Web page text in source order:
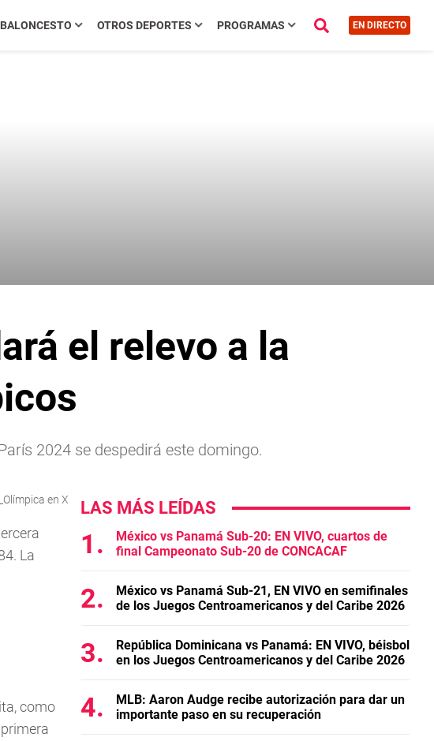
BALONCESTO OTROS DEPORTES PROGRAMAS EN DIRECTO
el relevo a la
2024 se despedirá este domingo.
en X
La
como
LAS MÁS LEÍDAS
México vs Panamá Sub-20: EN VIVO, cuartos de
final Campeonato Sub-20 de CONCACAF
México vs Panamá Sub-21, EN VIVO en semifinales
de los Juegos Centroamericanos y del Caribe 2026
República Dominicana vs Panamá: EN VIVO, béisbol
en los Juegos Centroamericanos y del Caribe 2026
MLB: Aaron Audge recibe autorización para dar un
importante paso en su recuperación